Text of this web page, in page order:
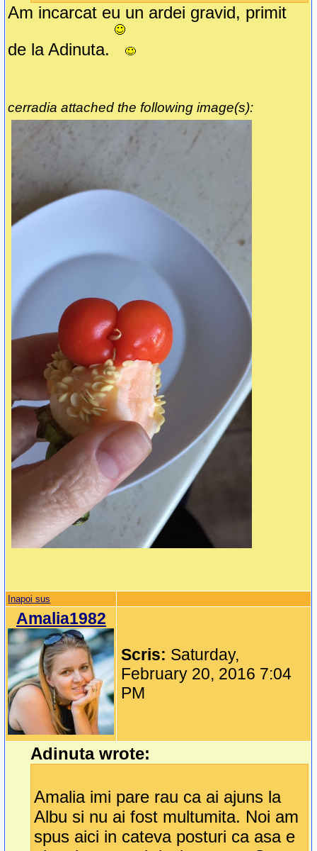
Am incarcat eu un ardei gravid, primit
de la Adinuta.
cerradia attached the following image(s):
Inapoi sus
Amalia1982
Scris: Saturday,
February 20, 2016 7:04
PM
Adinuta wrote:
Amalia imi pare rau ca ai ajuns la
Albu si nu ai fost multumita. Noi am
spus aici in cateva posturi ca asa e